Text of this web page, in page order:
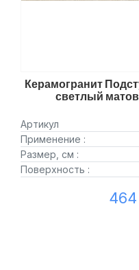
Керамогранит
светлый
Артикул
Применение :
Размер, см :
Поверхность :